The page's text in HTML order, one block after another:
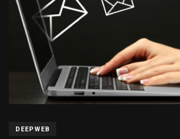
DEEPWEB